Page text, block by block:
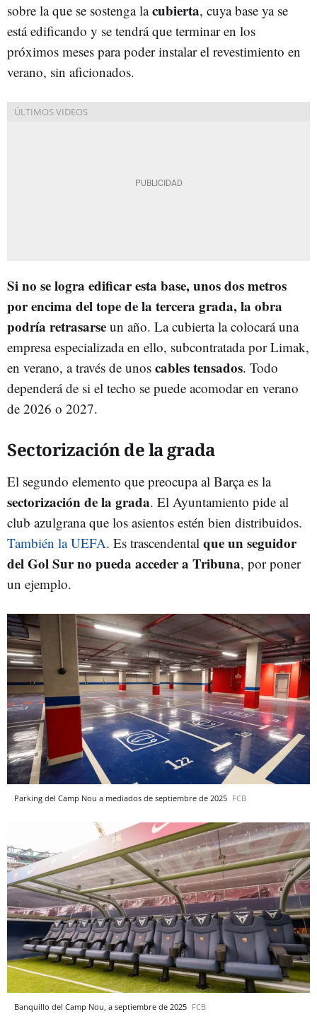
sobre la que se sostenga lacubierta, cuya base ya se
está edificando y se tendrá que terminar en los
próximos meses para poder instalar el revestimiento en
verano, sin aficionados.
Si no se logra edificar esta base, unos dos metros
por encima del tope de la tercera grada, la obra
podría retrasarse un año. La cubierta la colocará una
empresa especializada en ello, subcontratada por Limak,
en verano, a través de unos cables tensados. Todo
dependerá de si el techo se puede acomodar en verano
de 2026 o 2027.
Sectorización de la grada
El segundo elemento que preocupa al Barça es la
sectorización de la grada. El Ayuntamiento pide al
club azulgrana que los asientos estén bien distribuidos.
También la UEFA. Es trascendental que un seguidor
del Gol Sur no pueda acceder a Tribuna, por poner
un ejemplo.
Parking del Camp Nou a mediados de septiembre de 2025 FCB
Banquillo del Camp Nou, a septiembre de 2025 FCB